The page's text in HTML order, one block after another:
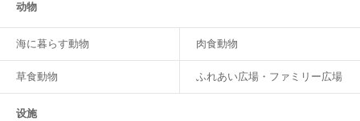
动物
海に暮らす動物 肉食動物
草食動物 ふれあい広場・ファミリー広場
设施